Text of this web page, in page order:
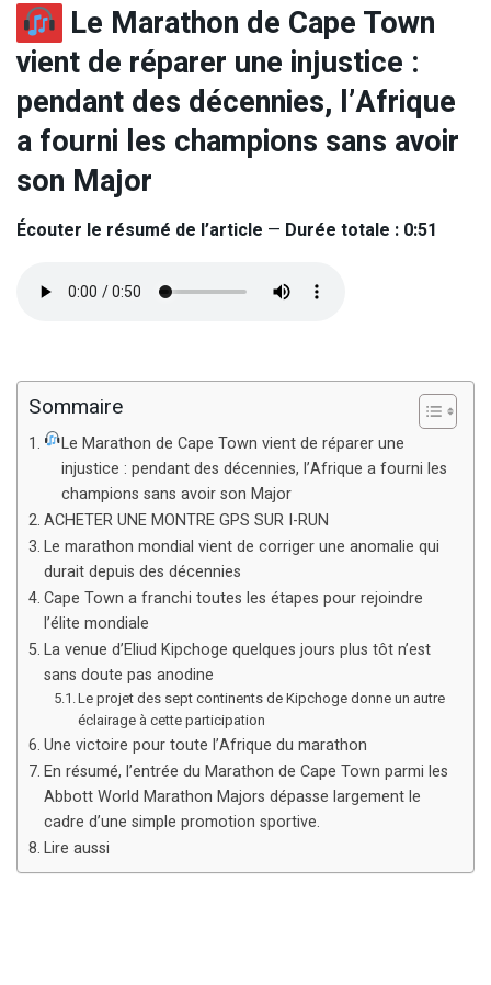
Le Marathon de Cape Town
vient de réparer une injustice :
pendant des décennies, l’Afrique
a fourni les champions sans avoir
son Major
Écouter le résumé de l’article — Durée totale : 0:51
Sommaire
Le Marathon de Cape Town vient de réparer une
injustice : pendant des décennies, l’Afrique a fourni les
champions sans avoir son Major
ACHETER UNE MONTRE GPS SUR I-RUN
Le marathon mondial vient de corriger une anomalie qui
durait depuis des décennies
Cape Town a franchi toutes les étapes pour rejoindre
l’élite mondiale
La venue d’Eliud Kipchoge quelques jours plus tôt n’est
sans doute pas anodine
Le projet des sept continents de Kipchoge donne un autre
éclairage à cette participation
Une victoire pour toute l’Afrique du marathon
En résumé, l’entrée du Marathon de Cape Town parmi les
Abbott World Marathon Majors dépasse largement le
cadre d’une simple promotion sportive.
Lire aussi